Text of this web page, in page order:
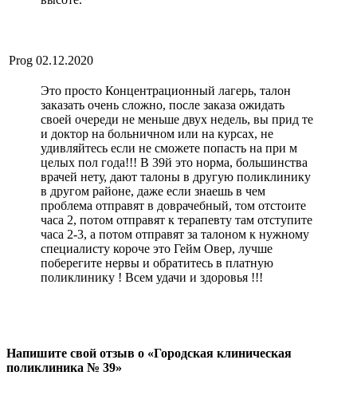
Prog 02.12.2020
Это просто Концентрационный лагерь, талон
заказать очень сложно, после заказа ожидать
своей очереди не меньше двух недель, вы прид те
и доктор на больничном или на курсах, не
удивляйтесь если не сможете попасть на при м
целых пол года!!! В 39й это норма, большинства
врачей нету, дают талоны в другую поликлинику
в другом районе, даже если знаешь в чем
проблема отправят в доврачебный, том отстоите
часа 2, потом отправят к терапевту там отступите
часа 2-3, а потом отправят за талоном к нужному
специалисту короче это Гейм Овер, лучше
поберегите нервы и обратитесь в платную
поликлинику ! Всем удачи и здоровья !!!
Напишите свой отзыв о «Городская клиническая
поликлиника № 39»